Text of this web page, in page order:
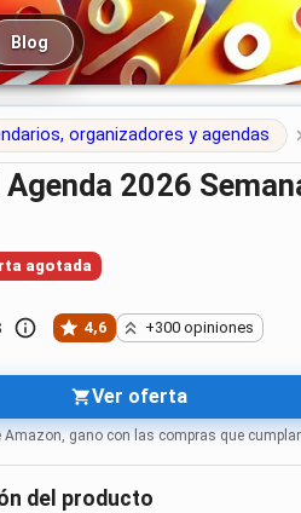
Blog
organizadores y agendas
Agenda 2026
agotada
4,6 +300 opiniones
Ver oferta
Amazon, gano con las compras que
del producto